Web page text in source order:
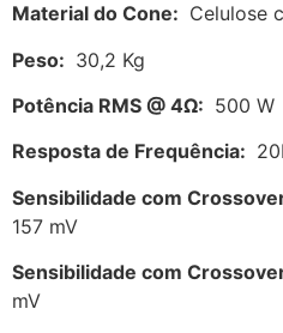
Material do Cone: Celulose
Peso: 30,2 Kg
Potência RMS @ 4Ω: 500 W
Resposta de Frequência:
Sensibilidade com
157 mV
Sensibilidade com
mV